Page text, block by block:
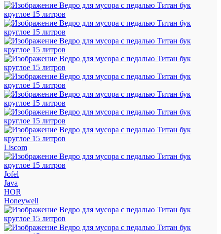
Liscom
Jofel
Java
HOR
Honeywell